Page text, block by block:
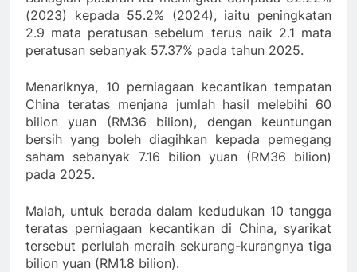
(2023) kepada 55.2% (2024), iaitu peningkatan
2.9 mata peratusan sebelum terus naik 2.1 mata
peratusan sebanyak 57.37% pada tahun 2025.
Menariknya, 10 perniagaan kecantikan tempatan
China teratas menjana jumlah hasil melebihi 60
bilion yuan (RM36 bilion), dengan keuntungan
bersih yang boleh diagihkan kepada pemegang
saham sebanyak 7.16 bilion yuan (RM36 bilion)
pada 2025.
Malah, untuk berada dalam kedudukan 10 tangga
teratas perniagaan kecantikan di China, syarikat
tersebut perlulah meraih sekurang-kurangnya tiga
bilion yuan (RM1.8 bilion).